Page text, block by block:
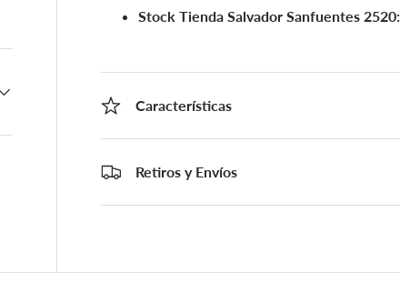
Stock Tienda Salvador Sanfuentes 2520:
Características
Retiros y Envíos